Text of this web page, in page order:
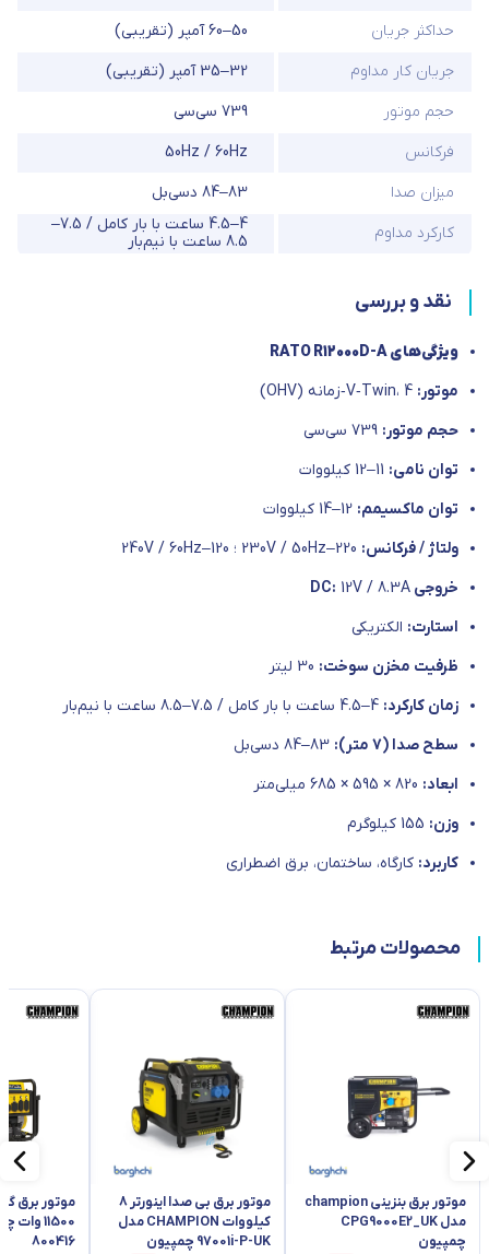
حداکثر جریان
50–60 آمپر (تقریبی)
جریان کار مداوم
32–35 آمپر (تقریبی)
حجم موتور
739 سی‌سی
فرکانس
50Hz / 60Hz
میزان صدا
83–84 دسی‌بل
کارکرد مداوم
4–4.5 ساعت با بار کامل / 7.5–
8.5 ساعت با نیم‌بار
نقد و بررسی
ویژگی‌های RATO R12000D-A
موتور:
حجم موتور:
توان نامی:
توان ماکسیمم:
ولتاژ / فرکانس:
خروجی DC: 12V / 8.3A
استارت: الکتریکی
ظرفیت مخزن سوخت:
زمان کارکرد:
سطح صدا (7 متر):
ابعاد:
وزن:
کاربرد: کارگاه، ساختمان، برق اضطراری
محصولات مرتبط
موتور برق بنزینی champion
مدل CPG9000E2_UK
چمپیون
موتور برق بی صدا اینورتر 8
کیلووات CHAMPION مدل
97001i-P-UK چمپیون
موتور برق
11500
800416